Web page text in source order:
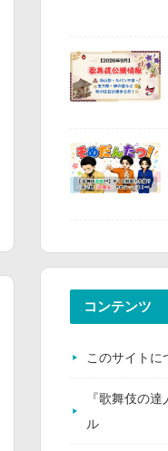
コンテンツ
このサイトに
『歌舞伎の
ル